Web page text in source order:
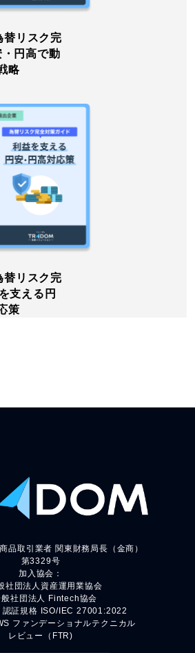
替リスク完
円高で動
略
替リスク完
支える円
策
品取引業者 関東財務局長（金商）
第3329号
加入協会：
社団法人資産運用業協会
般社団法人 Fintech協会
認証規格 ISO/IEC 27001:2022
ファンデーショナルテクニカル
レビュー（FTR)